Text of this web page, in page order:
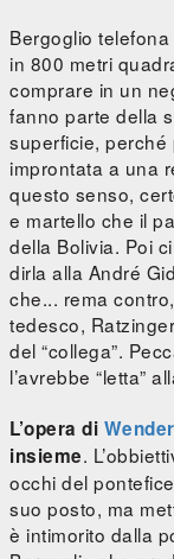
Bergoglio
in 800 metri
comprare in un
fanno parte della
superficie, perché
improntata a una
questo senso,
e martello che il
della Bolivia. Poi
dirla alla André
che... rema
tedesco,
del “collega”.
l’avrebbe “letta”
L’opera di
insieme.
occhi del
suo posto, ma
è intimorito dalla